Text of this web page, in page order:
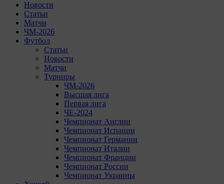
Новости
Статьи
Матчи
ЧМ-2026
Футбол
Статьи
Новости
Матчи
Турниры
ЧМ-2026
Высшая лига
Первая лига
ЧЕ-2024
Чемпионат Англии
Чемпионат Испании
Чемпионат Германии
Чемпионат Италии
Чемпионат Франции
Чемпионат России
Чемпионат Украины